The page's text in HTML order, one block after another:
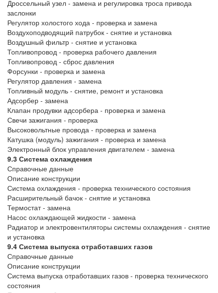
Дроссельный узел - замена и регулировка троса привода
заслонки
Регулятор холостого хода - проверка и замена
Воздухоподводящий патрубок - снятие и установка
Воздушный фильтр - снятие и установка
Топливопровод - проверка рабочего давления
Топливопровод - сброс давления
Форсунки - проверка и замена
Регулятор давления - замена
Топливный модуль - снятие, ремонт и установка
Адсорбер - замена
Клапан продувки адсорбера - проверка и замена
Свечи зажигания - проверка
Высоковольтные провода - проверка и замена
Катушка (модуль) зажигания - проверка и замена
Электронный блок управления двигателем - замена
9.3 Система охлаждения
Справочные данные
Описание конструкции
Система охлаждения - проверка технического состояния
Расширительный бачок - снятие и установка
Термостат - замена
Насос охлаждающей жидкости - замена
Радиатор и электровентиляторы системы охлаждения - снятие
и установка
9.4 Система выпуска отработавших газов
Справочные данные
Описание конструкции
Система выпуска отработавших газов - проверка технического
состояния